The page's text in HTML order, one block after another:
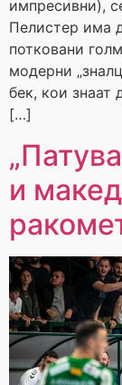
импресивни),
Пелистер има
потковани
модерни
бек, кои знаат
[…]
и